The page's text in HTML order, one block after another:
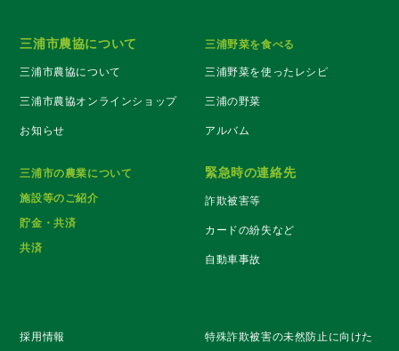
三浦市農協について
三浦市農協について
三浦市農協オンラインショップ
お知らせ
三浦野菜を食べる
三浦野菜を使ったレシピ
三浦の野菜
アルバム
三浦市の農業について
施設等のご紹介
貯金・共済
共済
緊急時の連絡先
詐欺被害等
カードの紛失など
自動車事故
採用情報 特殊詐欺被害の未然防止に向けた